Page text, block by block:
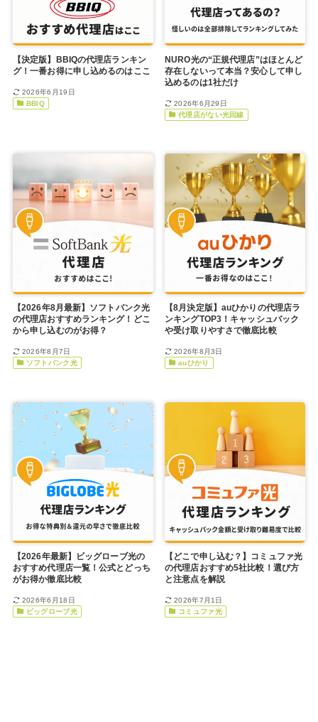
【決定版】BBIQの代理店ランキン
グ！一番お得に申し込めるのはここ
2026年6月19日
BBIQ
NURO光の“正規代理店”はほとんど
存在しないって本当？安心して申し
込めるのは1社だけ
2026年6月29日
代理店がない光回線
【2026年8月最新】ソフトバンク光
の代理店おすすめランキング！どこ
から申し込むのがお得？
2026年8月7日
ソフトバンク光
【8月決定版】auひかりの代理店ラ
ンキングTOP3！キャッシュバック
や受け取りやすさで徹底比較
2026年8月3日
auひかり
【2026年最新】ビッグローブ光の
おすすめ代理店一覧！公式とどっち
がお得か徹底比較
2026年6月18日
ビッグローブ光
【どこで申し込む？】コミュファ光
の代理店おすすめ5社比較！選び方
と注意点を解説
2026年7月1日
コミュファ光